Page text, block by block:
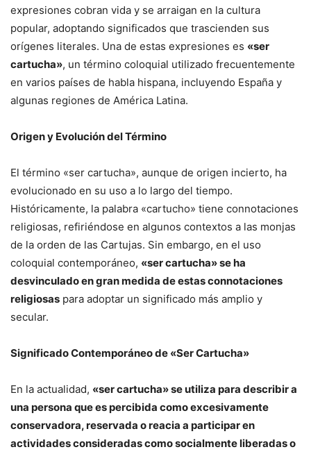
expresiones cobran vida y se arraigan en la cultura
popular, adoptando significados que trascienden sus
orígenes literales. Una de estas expresiones es «ser
cartucha», un término coloquial utilizado frecuentemente
en varios países de habla hispana, incluyendo España y
algunas regiones de América Latina.
Origen y Evolución del Término
El término «ser cartucha», aunque de origen incierto, ha
evolucionado en su uso a lo largo del tiempo.
Históricamente, la palabra «cartucho» tiene connotaciones
religiosas, refiriéndose en algunos contextos a las monjas
de la orden de las Cartujas. Sin embargo, en el uso
coloquial contemporáneo, «ser cartucha» se ha
desvinculado en gran medida de estas connotaciones
religiosas para adoptar un significado más amplio y
secular.
Significado Contemporáneo de «Ser Cartucha»
En la actualidad, «ser cartucha» se utiliza para describir a
una persona que es percibida como excesivamente
conservadora, reservada o reacia a participar en
actividades consideradas como socialmente liberadas o